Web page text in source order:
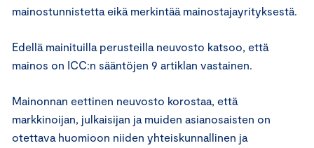
mainostunnistetta eikä merkintää mainostajayrityksestä.
Edellä mainituilla perusteilla neuvosto katsoo, että
mainos on ICC:n sääntöjen 9 artiklan vastainen.
Mainonnan eettinen neuvosto korostaa, että
markkinoijan, julkaisijan ja muiden asianosaisten on
otettava huomioon niiden yhteiskunnallinen ja